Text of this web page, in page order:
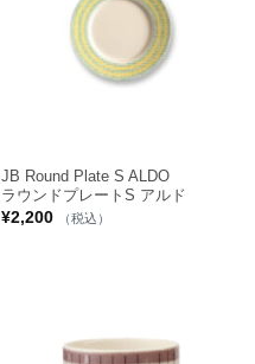
JB Round Plate S ALDO
ラウンドプレートS アルド
¥2,200 （税込）